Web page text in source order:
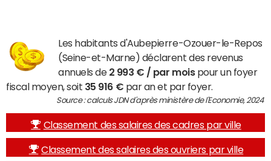
Les habitants d'Aubepierre-Ozouer-le-Repos
(Seine-et-Marne) déclarent des revenus
annuels de 2 993 € / par moispour un foyer
fiscal moyen, soit 35 916 € par an et par foyer.
Source : calculs JDN d'après ministère de l'Economie, 2024
Classement des salaires des cadres par ville
Classement des salaires des ouvriers par ville